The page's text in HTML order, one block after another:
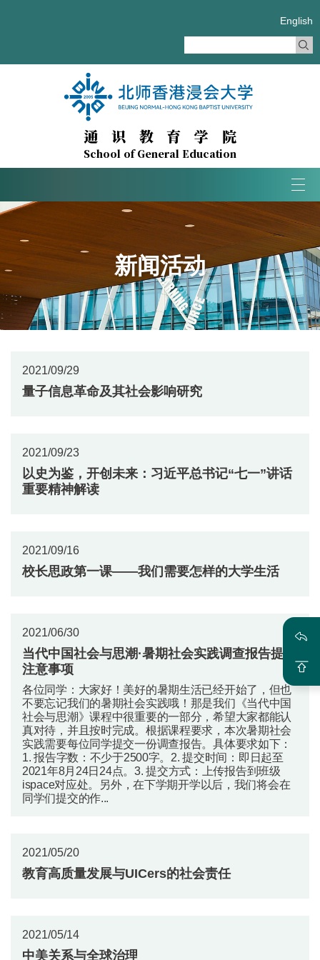
通识教育学院
School of General Education
English
新闻活动
2021/09/29
量子信息革命及其社会影响研究
2021/09/23
以史为鉴，开创未来：习近平总书记“七一”讲话
重要精神解读
2021/09/16
校长思政第一课——我们需要怎样的大学生活
2021/06/30
当代中国社会与思潮·暑期社会实践调查报告提交
注意事项
各位同学：大家好！美好的暑期生活已经开始了，但也
不要忘记我们的暑期社会实践哦！那是我们《当代中国
社会与思潮》课程中很重要的一部分，希望大家都能认
真对待，并且按时完成。根据课程要求，本次暑期社会
实践需要每位同学提交一份调查报告。具体要求如下：
1. 报告字数：不少于2500字。2. 提交时间：即日起至
2021年8月24日24点。3. 提交方式：上传报告到班级
ispace对应处。另外，在下学期开学以后，我们将会在
同学们提交的作...
2021/05/20
教育高质量发展与UICers的社会责任
2021/05/14
中美关系与全球治理